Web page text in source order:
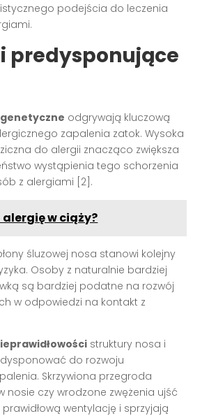
podejścia do leczenia
predysponujące
odgrywają kluczową
zapalenia zatok. Wysoka
do alergii znacząco zwiększa
wystąpienia tego schorzenia
z alergiami [2].
alergię w ciąży?
śluzowej nosa stanowi kolejny
Osoby z naturalnie bardziej
są bardziej podatne na rozwój
w odpowiedzi na kontakt z
struktury nosa i
do rozwoju
Skrzywiona przegroda
nosie czy wrodzone zwężenia ujść
wentylację i sprzyjają